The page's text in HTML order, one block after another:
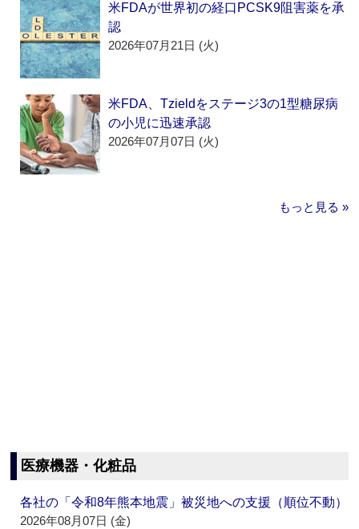
米FDAが世界初の経口PCSK9阻害薬を承
認
2026年07月21日 (火)
米FDA、Tzieldをステージ3の1型糖尿病
の小児に迅速承認
2026年07月07日 (火)
もっと見る »
医療機器・化粧品
各社の「令和8年熊本地震」被災地への支援（順位不動）
2026年08月07日 (金)